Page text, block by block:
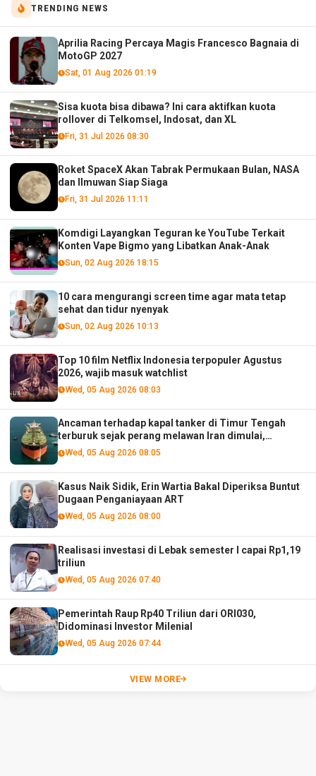
TRENDING NEWS
Aprilia Racing Percaya Magis Francesco Bagnaia di
MotoGP 2027
Sat, 01 Aug 2026 01:19
Sisa kuota bisa dibawa? Ini cara aktifkan kuota
rollover di Telkomsel, Indosat, dan XL
Fri, 31 Jul 2026 08:30
Roket SpaceX Akan Tabrak Permukaan Bulan, NASA
dan Ilmuwan Siap Siaga
Fri, 31 Jul 2026 11:11
Komdigi Layangkan Teguran ke YouTube Terkait
Konten Vape Bigmo yang Libatkan Anak-Anak
Sun, 02 Aug 2026 18:15
10 cara mengurangi screen time agar mata tetap
sehat dan tidur nyenyak
Sun, 02 Aug 2026 10:13
Top 10 film Netflix Indonesia terpopuler Agustus
2026, wajib masuk watchlist
Wed, 05 Aug 2026 08:03
Ancaman terhadap kapal tanker di Timur Tengah
terburuk sejak perang melawan Iran dimulai,
menurut analis
Wed, 05 Aug 2026 08:05
Kasus Naik Sidik, Erin Wartia Bakal Diperiksa Buntut
Dugaan Penganiayaan ART
Wed, 05 Aug 2026 08:00
Realisasi investasi di Lebak semester I capai Rp1,19
triliun
Wed, 05 Aug 2026 07:40
Pemerintah Raup Rp40 Triliun dari ORI030,
Didominasi Investor Milenial
Wed, 05 Aug 2026 07:44
VIEW MORE